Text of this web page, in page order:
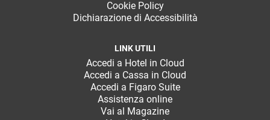
Cookie Policy
Dichiarazione di Accessibilità
LINK UTILI
Accedi a Hotel in Cloud
Accedi a Cassa in Cloud
Accedi a Figaro Suite
Assistenza online
Vai al Magazine